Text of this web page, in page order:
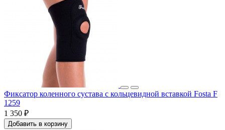
Фиксатор коленного сустава с кольцевидной вставкой Fosta F
1259
1 350 ₽
Добавить в корзину